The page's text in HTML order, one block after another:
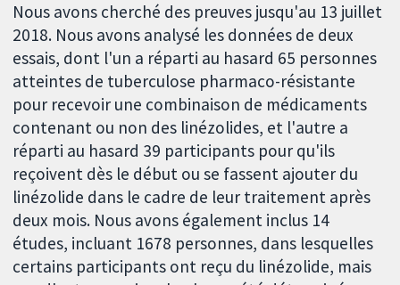
Nous avons cherché des preuves jusqu'au 13 juillet
2018. Nous avons analysé les données de deux
essais, dont l'un a réparti au hasard 65 personnes
atteintes de tuberculose pharmaco-résistante
pour recevoir une combinaison de médicaments
contenant ou non des linézolides, et l'autre a
réparti au hasard 39 participants pour qu'ils
reçoivent dès le début ou se fassent ajouter du
linézolide dans le cadre de leur traitement après
deux mois. Nous avons également inclus 14
études, incluant 1678 personnes, dans lesquelles
certains participants ont reçu du linézolide, mais